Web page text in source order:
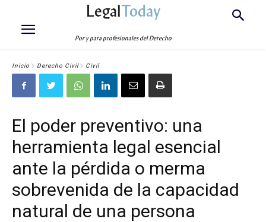
LegalToday
Por y para profesionales del Derecho
Inicio Derecho Civil Civil
El poder preventivo: una
herramienta legal esencial
ante la pérdida o merma
sobrevenida de la capacidad
natural de una persona